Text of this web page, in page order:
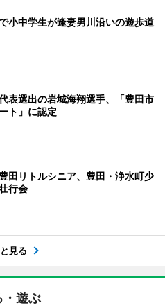
小中学生が逢妻男川沿いの遊歩道
表選出の岩城海翔選手、「豊田市
ト」に認定
田リトルシニア、豊田・浄水町少
行会
見る
・遊ぶ